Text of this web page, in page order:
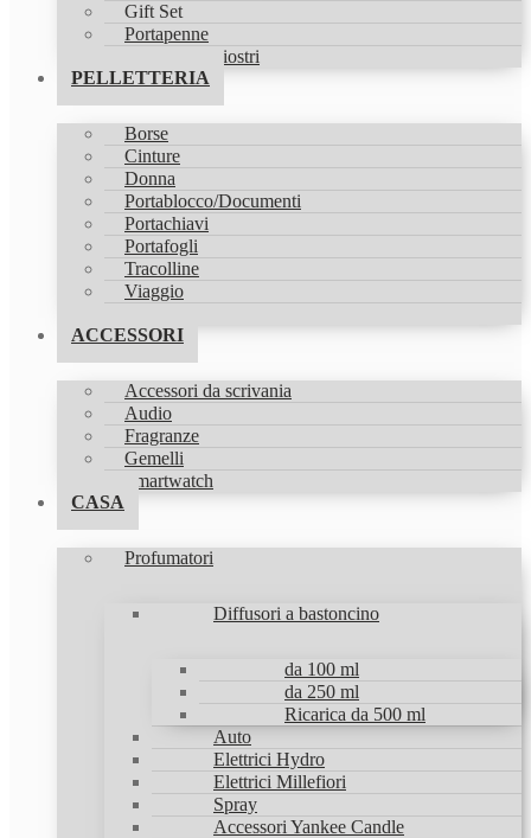
Gift Set
Portapenne
Refill & Inchiostri
PELLETTERIA
Borse
Cinture
Donna
Portablocco/Documenti
Portachiavi
Portafogli
Tracolline
Viaggio
ACCESSORI
Accessori da scrivania
Audio
Fragranze
Gemelli
Smartwatch
CASA
Profumatori
Diffusori a bastoncino
da 100 ml
da 250 ml
Ricarica da 500 ml
Auto
Elettrici Hydro
Elettrici Millefiori
Spray
Accessori Yankee Candle